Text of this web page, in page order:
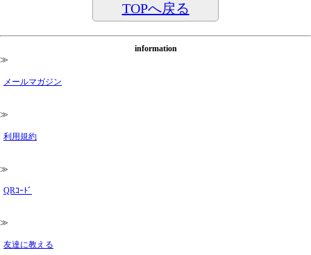
TOPへ戻る
information
≫
メールマガジン
≫
利用規約
≫
QRｺｰﾄﾞ
≫
友達に教える